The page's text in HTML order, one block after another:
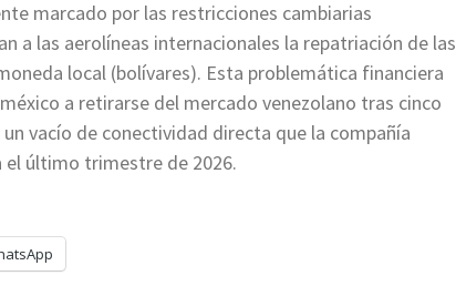
marcado por las restricciones cambiarias
a las aerolíneas internacionales la repatriación de las
local (bolívares). Esta problemática financiera
a retirarse del mercado venezolano tras cinco
vacío de conectividad directa que la compañía
el último trimestre de 2026.